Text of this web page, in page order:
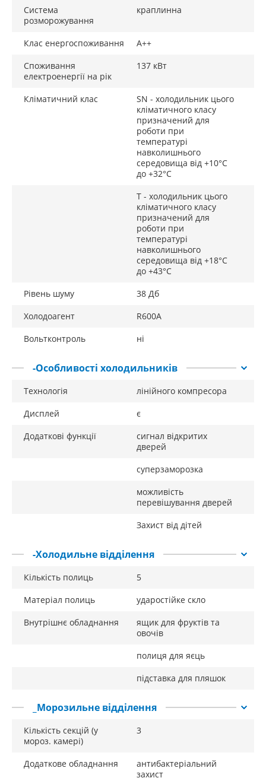
При виборі автоматичного режиму SuperCool
+2 °С протягом 12 годин, що ідеально підходить для
швидкого охолодження продуктів харчування.
Полиця для пляшок
Полиця для пляшок із привабливим дизайном
пристосована для практичного зберігання напоїв. На
полиці можна компактно позначити пляшки.
Система
розморожування
краплинна
Клас енергоспоживання
A++
Споживання
електроенергії на рік
137 кВт
Кліматичний клас
SN - холодильник цього
кліматичного класу
призначений для
роботи при
температурі
навколишнього
середовища від +10°С
до +32°С
T - холодильник цього
кліматичного класу
призначений для
роботи при
температурі
навколишнього
середовища від +18°С
до +43°С
Рівень шуму
38 Дб
Холодоагент
R600А
Вольтконтроль
ні
-Особливості холодильників
Технологія
лінійного компресора
Дисплей
є
Додаткові функції
сигнал відкритих
дверей
суперзаморозка
можливість
перевішування дверей
Захист від дітей
-Холодильне відділення
Кількість полиць
5
Матеріал полиць
ударостійке скло
Внутрішнє обладнання
ящик для фруктів та
овочів
полиця для яєць
підставка для пляшок
_Морозильне відділення
Кількість секцій (у
мороз. камері)
3
Додаткове обладнання
антибактеріальний
захист